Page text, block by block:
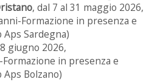
, dal 7 al 31 maggio 2026,
Formazione in presenza e
Sardegna)
giugno 2026,
in presenza e
Bolzano)